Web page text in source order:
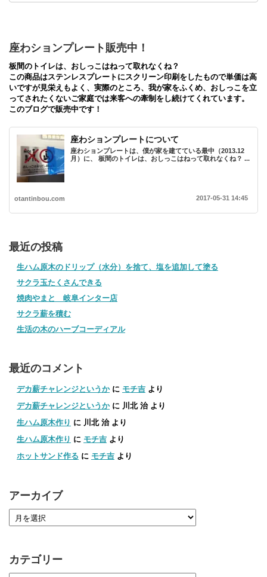
座わションプレート販売中！
板間のトイレは、おしっこはねって取れなくね？
この商品はステンレスプレートにスクリーン印刷をしたもので単価は高
いですが見栄えもよく、実際のところ、我が家をふくめ、おしっこを立
ってされたくないご家庭では来客への牽制をし続けてくれています。
このブログで販売中です！
座わションプレートについて
座わションプレートは、僕が家を建てている最中（2013.12
月）に、 板間のトイレは、おしっこはねって取れなくね？ ...
otantinbou.com 2017-05-31 14:45
最近の投稿
生ハム原木のドリップ（水分）を捨て、塩を追加して塗る
サクラ玉たくさんできる
焼肉やまと 岐阜インター店
サクラ薪を積む
生活の木のハーブコーディアル
最近のコメント
デカ薪チャレンジというかに モチ吉 より
デカ薪チャレンジというかに 川北 治より
生ハム原木作り に 川北 治より
生ハム原木作り に モチ吉 より
ホットサンド作る に モチ吉 より
アーカイブ
カテゴリー